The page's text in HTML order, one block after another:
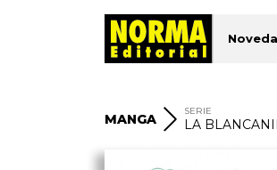
MANGA
SERIE
LA